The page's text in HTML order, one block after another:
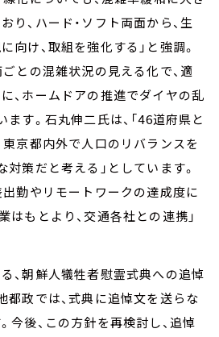
り、ハード・ソフト両面から、生
向け、取組を強化する」と強調。
ごとの混雑状況の見える化で、適
、ホームドアの推進でダイヤの乱
す。石丸伸二氏は、「46道府県と
東京都内外で人口のリバランスを
対策だと考える」としています。
出勤やリモートワークの達成度に
はもとより、交通各社との連携」
、朝鮮人犠牲者慰霊式典への追悼
都政では、式典に追悼文を送らな
今後、この方針を再検討し、追悼